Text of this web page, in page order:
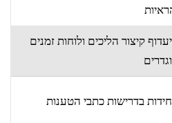
קיצור הליכים ולוחות זמנים
בדרישות כתבי הטענות